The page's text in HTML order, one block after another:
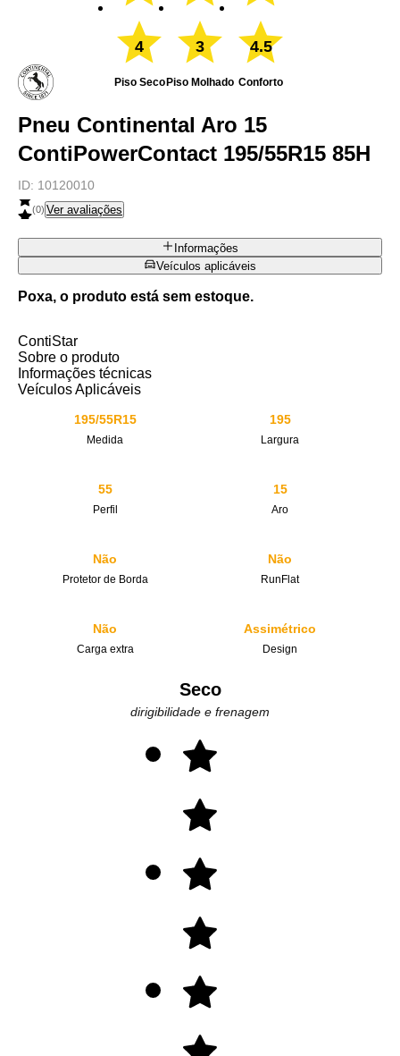
4
Piso Seco
3
Piso Molhado
4.5
Conforto
Pneu Continental Aro 15
ContiPowerContact 195/55R15 85H
ID: 10120010
(0) Ver avaliações
Informações
Veículos aplicáveis
Poxa, o produto está sem estoque.
ContiStar
Sobre o produto
Informações técnicas
Veículos Aplicáveis
195/55R15
Medida
195
Largura
55
Perfil
15
Aro
Não
Protetor de Borda
Não
RunFlat
Não
Carga extra
Assimétrico
Design
Seco
dirigibilidade e frenagem